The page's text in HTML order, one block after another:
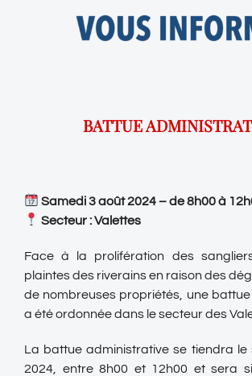
BATTUE
Samedi 3 août 2024 – de 8h00 à
Secteur : Valettes
Face à la prolifération des
plaintes des riverains en raison des
de nombreuses propriétés, une
a été ordonnée dans le secteur des
La battue administrative se tiendra le
2024, entre 8h00 et 12h00 et sera